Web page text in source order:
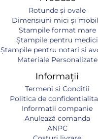
Rotunde și ovale
Dimensiuni mici și
Ștampile format mare
Ștampile pentru medici
Ștampile pentru notari și
Materiale Personalizate
Informații
Termeni si Conditii
Politica de
Informaţii companie
Anulează comanda
ANPC